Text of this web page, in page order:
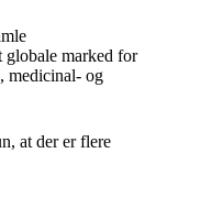
globale marked for
medicinal- og
at der er flere